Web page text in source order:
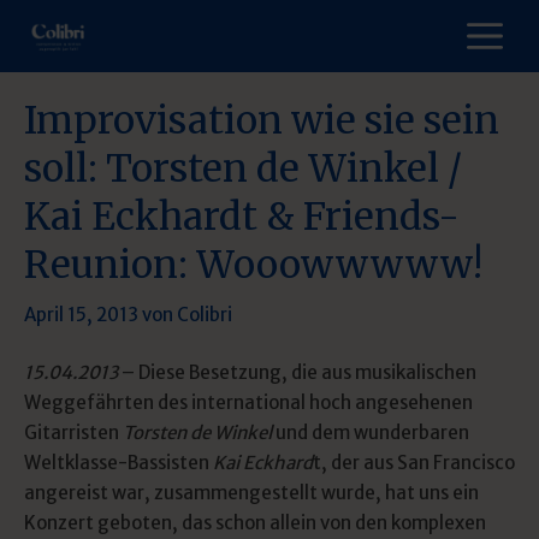
Inhalt
springen
Improvisation wie sie sein
soll: Torsten de Winkel /
Kai Eckhardt & Friends-
Reunion: Wooowwwww!
April 15, 2013 von Colibri
15.04.2013– Diese Besetzung, die aus musikalischen
Weggefährten des international hoch angesehenen
Gitarristen Torsten de Winkelund dem wunderbaren
Weltklasse-Bassisten Kai Eckhardt, der aus San Francisco
angereist war, zusammengestellt wurde, hat uns ein
Konzert geboten, das schon allein von den komplexen